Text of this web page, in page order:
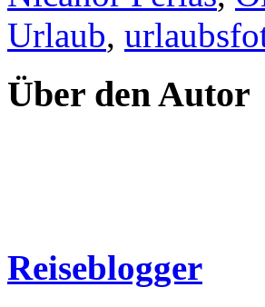
Urlaub,
Über den Autor
Reiseblogger